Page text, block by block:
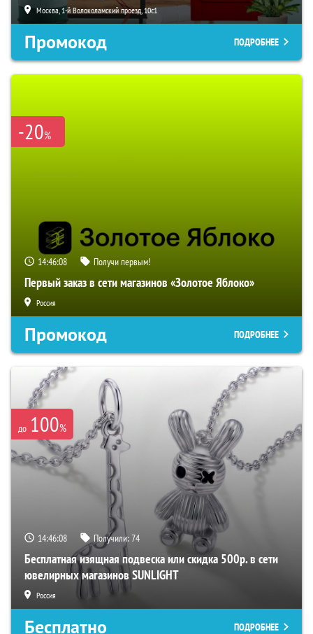
Москва, 1-й Волоколамский проезд, 10с1
Промокод ПОДРОБНЕЕ
-20%
14:46:07 Получи первым!
Первый заказ в сети магазинов «Золотое Яблоко»
Россия
Промокод ПОДРОБНЕЕ
до 100%
14:46:07 Получили:74
Бесплатная изящная подвеска или скидка 500р. в сети
ювелирных магазинов SUNLIGHT
Россия
Бесплатно ПОДРОБНЕЕ